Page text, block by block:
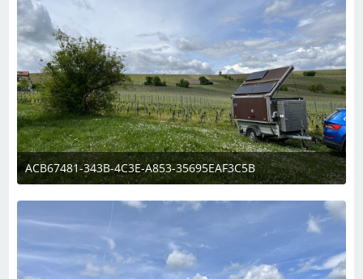
ACB67481-343B-4C3E-A853-35695EAF3C5B
6. Mai 2023 um 13:35